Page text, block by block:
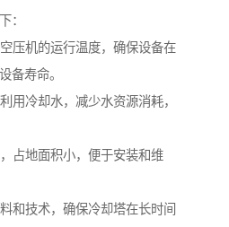
：
压机的运行温度，确保设备在
备寿命。
用冷却水，减少水资源消耗，
占地面积小，便于安装和维
和技术，确保冷却塔在长时间